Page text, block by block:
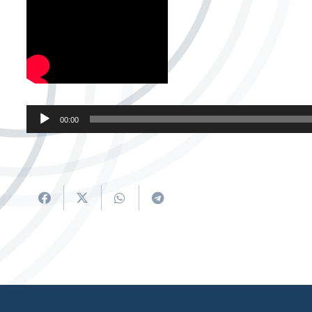
Soinu
erreproduzigailua
00:00